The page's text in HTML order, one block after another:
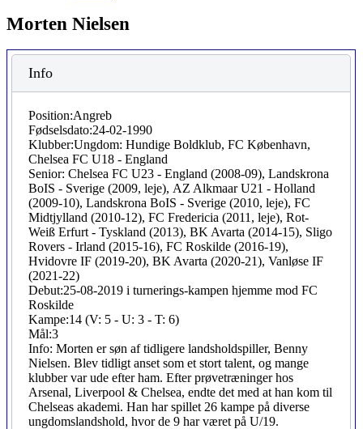
Morten Nielsen
Info
Position:Angreb
Fødselsdato:24-02-1990
Klubber:Ungdom: Hundige Boldklub, FC København,
Chelsea FC U18 - England
Senior: Chelsea FC U23 - England (2008-09), Landskrona
BoIS - Sverige (2009, leje), AZ Alkmaar U21 - Holland
(2009-10), Landskrona BoIS - Sverige (2010, leje), FC
Midtjylland (2010-12), FC Fredericia (2011, leje), Rot-
Weiß Erfurt - Tyskland (2013), BK Avarta (2014-15), Sligo
Rovers - Irland (2015-16), FC Roskilde (2016-19),
Hvidovre IF (2019-20), BK Avarta (2020-21), Vanløse IF
(2021-22)
Debut:25-08-2019 i turnerings-kampen hjemme mod FC
Roskilde
Kampe:14 (V: 5 - U: 3 - T: 6)
Mål:3
Info: Morten er søn af tidligere landsholdspiller, Benny
Nielsen. Blev tidligt anset som et stort talent, og mange
klubber var ude efter ham. Efter prøvetræninger hos
Arsenal, Liverpool & Chelsea, endte det med at han kom til
Chelseas akademi. Han har spillet 26 kampe på diverse
ungdomslandshold, hvor de 9 har været på U/19.